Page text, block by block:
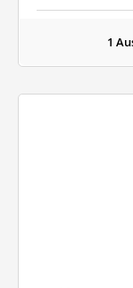
1